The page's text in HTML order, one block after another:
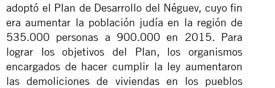
adoptó el Plan de Desarrollo del Néguev, cuyo fin
era aumentar la población judía en la región de
535.000 personas a 900.000 en 2015. Para
lograr los objetivos del Plan, los organismos
encargados de hacer cumplir la ley aumentaron
las demoliciones de viviendas en los pueblos